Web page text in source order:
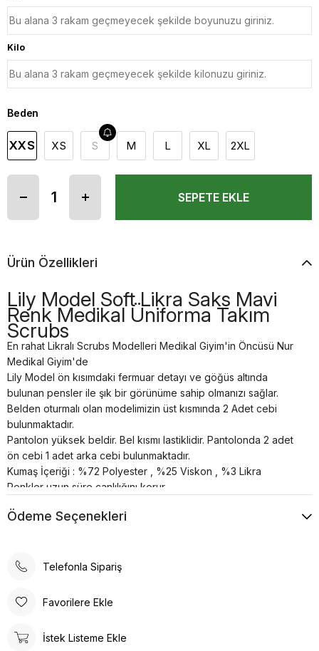
Kilo
Beden
XXS XS S M L XL 2XL
Ürün Özellikleri
Lily Model Soft Likra Saks Mavi
Renk Medikal Üniforma Takım
Scrubs
En rahat Likralı Scrubs Modelleri Medikal Giyim'in Öncüsü Nur
Medikal Giyim'de
Lily Model ön kısımdaki fermuar detayı ve göğüs altında
bulunan pensler ile şık bir görünüme sahip olmanızı sağlar.
Belden oturmalı olan modelimizin üst kısmında 2 Adet cebi
bulunmaktadır.
Pantolon yüksek beldir. Bel kısmı lastiklidir. Pantolonda 2 adet
ön cebi 1 adet arka cebi bulunmaktadır.
Kumaş İçeriği : %72 Polyester , %25 Viskon , %3 Likra
Renkler uzun süre canlılığını korur.
Nefes alan özel yapıya sahiptir.
Ödeme Seçenekleri
Telefonla Sipariş
Favorilere Ekle
İstek Listeme Ekle